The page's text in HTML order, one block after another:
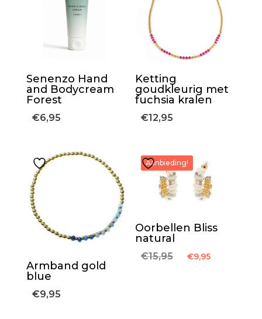
Senenzo Hand
and Bodycream
Forest
€6,95
Ketting
goudkleurig met
fuchsia kralen
€12,95
Armband gold
blue
€9,95
Aanbieding!
Oorbellen Bliss
natural
€15,95
Oorspronkelijke
€9,95